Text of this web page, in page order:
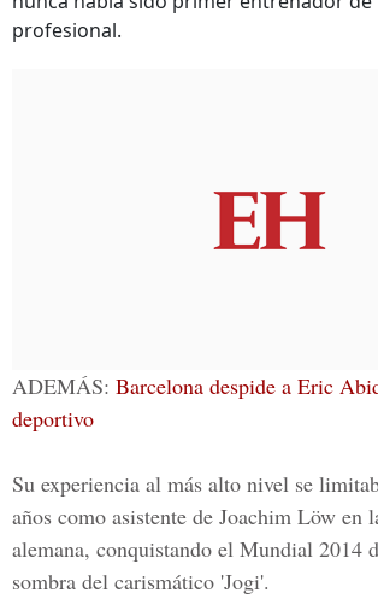
profesional.
ADEMÁS: Barcelona despide a Eric
deportivo
Su experiencia al más alto nivel se
años como asistente de Joachim Löw en
alemana, conquistando el Mundial 2014
sombra del carismático 'Jogi'.